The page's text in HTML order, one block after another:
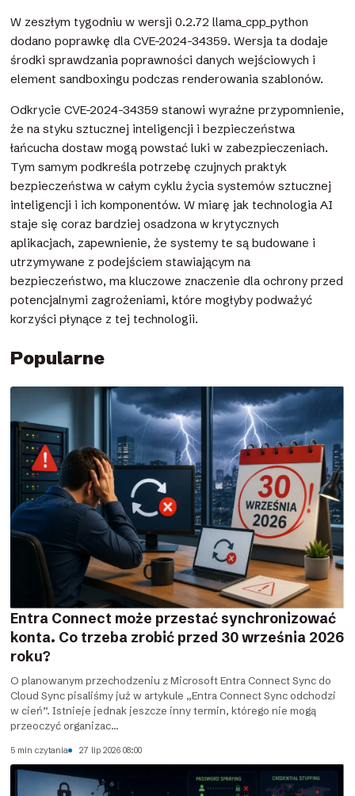
W zeszłym tygodniu w wersji 0.2.72 llama_cpp_python
dodano poprawkę dla CVE-2024-34359. Wersja ta dodaje
środki sprawdzania poprawności danych wejściowych i
element sandboxingu podczas renderowania szablonów.
Odkrycie CVE-2024-34359 stanowi wyraźne przypomnienie,
że na styku sztucznej inteligencji i bezpieczeństwa
łańcucha dostaw mogą powstać luki w zabezpieczeniach.
Tym samym podkreśla potrzebę czujnych praktyk
bezpieczeństwa w całym cyklu życia systemów sztucznej
inteligencji i ich komponentów. W miarę jak technologia AI
staje się coraz bardziej osadzona w krytycznych
aplikacjach, zapewnienie, że systemy te są budowane i
utrzymywane z podejściem stawiającym na
bezpieczeństwo, ma kluczowe znaczenie dla ochrony przed
potencjalnymi zagrożeniami, które mogłyby podważyć
korzyści płynące z tej technologii.
Popularne
Entra Connect może przestać synchronizować
konta. Co trzeba zrobić przed 30 września 2026
roku?
O planowanym przechodzeniu z Microsoft Entra Connect Sync do
Cloud Sync pisaliśmy już w artykule „Entra Connect Sync odchodzi
w cień”. Istnieje jednak jeszcze inny termin, którego nie mogą
przeoczyć organizac...
5 min czytania 27 lip 2026 08:00